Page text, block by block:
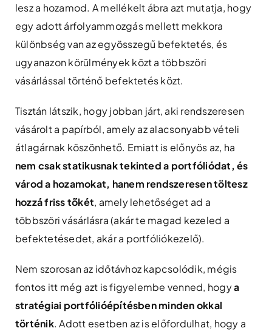
lesz a hozamod. A mellékelt ábra azt mutatja, hogy
egy adott árfolyammozgás mellett mekkora
különbség van az egyösszegű befektetés, és
ugyanazon körülmények közt a többszöri
vásárlással történő befektetés közt.
Tisztán látszik, hogy jobban járt, aki rendszeresen
vásárolt a papírból, amely az alacsonyabb vételi
átlagárnak köszönhető. Emiatt is előnyös az, ha
nem csak statikusnak tekinted a portfóliódat, és
várod a hozamokat, hanem rendszeresen töltesz
hozzá friss tőkét, amely lehetőséget ad a
többszöri vásárlásra (akár te magad kezeled a
befektetésedet, akár a portfóliókezelő).
Nem szorosan az időtávhoz kapcsolódik, mégis
fontos itt még azt is figyelembe venned, hogya
stratégiai portfólióépítésben minden okkal
történik. Adott esetben az is előfordulhat, hogy a